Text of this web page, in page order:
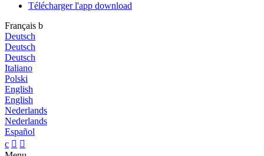
Télécharger l'app download
Français b
Deutsch
Deutsch
Deutsch
Italiano
Polski
English
English
Nederlands
Nederlands
Español
c  